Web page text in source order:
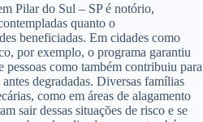
Pilar do Sul – SP é notório,
quanto o
beneficiadas. Em cidades como
por exemplo, o programa garantiu
pessoas como também contribuiu para
degradadas. Diversas famílias
como em áreas de alagamento
sair dessas situações de risco e se